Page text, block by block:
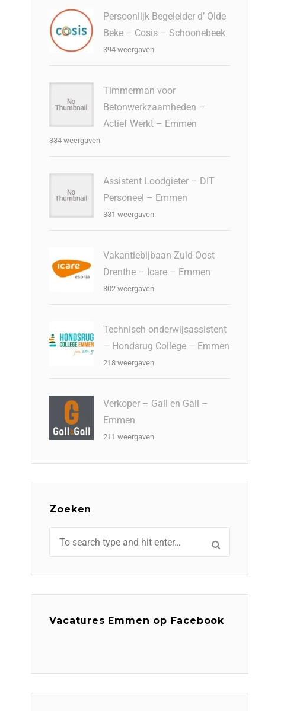
Persoonlijk Begeleider d’ Olde
Beke – Cosis – Schoonebeek
394 weergaven
Timmerman voor
Betonwerkzaamheden –
Actief Werkt – Emmen
334 weergaven
Assistent Loodgieter – DIT
Personeel – Emmen
331 weergaven
Vakantiebijbaan Zuid Oost
Drenthe – Icare – Emmen
302 weergaven
Technisch onderwijsassistent
– Hondsrug College – Emmen
218 weergaven
Verkoper – Gall en Gall –
Emmen
211 weergaven
Zoeken
Vacatures Emmen op Facebook